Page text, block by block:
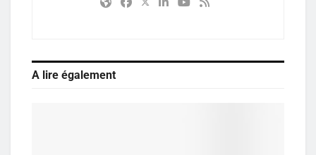
A lire également